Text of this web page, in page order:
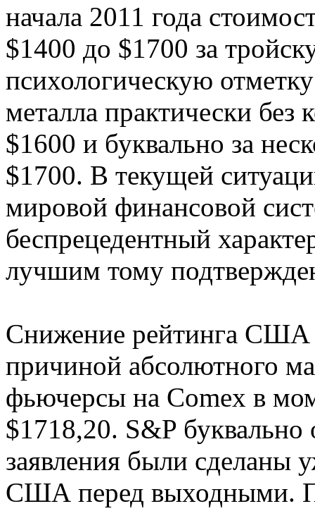
начала 2011 года
$1400 до $1700 за
психологическую
металла практически
$1600 и буквально за
$1700. В текущей
мировой финансовой
беспрецедентный
лучшим тому
Снижение рейтинга США
причиной абсолютного
фьючерсы на Comex в
$1718,20. S&P
заявления были сделаны
США перед выходными.